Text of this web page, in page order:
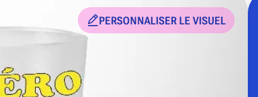
PERSONNALISER LE VISUEL